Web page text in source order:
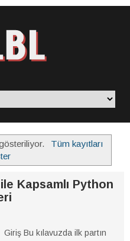
Tüm kayıtları
Kapsamlı Python
Giriş Bu kılavuzda ilk partın